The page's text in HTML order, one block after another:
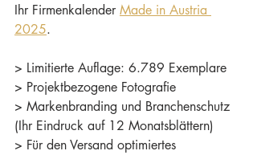
Ihr Firmenkalender Made in Austria
2025.
> Limitierte Auflage: 6.789 Exemplare
> Projektbezogene Fotografie
> Markenbranding und Branchenschutz
(Ihr Eindruck auf 12 Monatsblättern)
> Für den Versand optimiertes